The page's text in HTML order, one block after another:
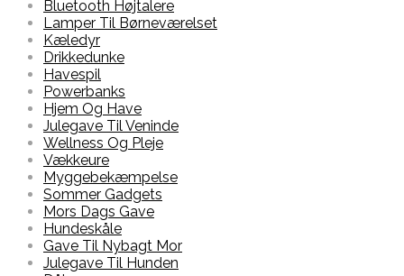
Bluetooth Højtalere
Lamper Til Børneværelset
Kæledyr
Drikkedunke
Havespil
Powerbanks
Hjem Og Have
Julegave Til Veninde
Wellness Og Pleje
Vækkeure
Myggebekæmpelse
Sommer Gadgets
Mors Dags Gave
Hundeskåle
Gave Til Nybagt Mor
Julegave Til Hunden